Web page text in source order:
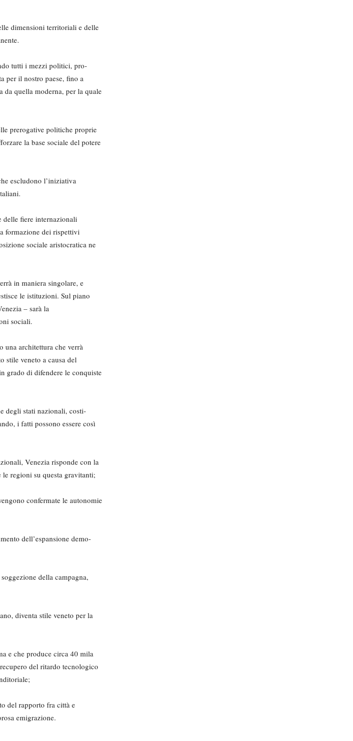
dimensioni territoriali e delle
tutti i mezzi politici, pro­
per il nostro paese, fino a
da quella moderna, per la quale
prerogative politiche pro­prie
la base sociale del potere
escludono l’iniziativa
delle fiere internaziona­li
formazione dei rispet­tivi
sociale ari­stocratica ne
in maniera singolare, e
le istituzioni. Sul piano
– sarà la
sociali.
una architettura che ver­rà
stile veneto a cau­sa del
grado di difendere le conquiste
degli stati nazionali, costi­
i fatti possono es­sere così
Venezia risponde con la
regioni su questa gravitanti;
confermate le au­tonomie
dell’espansione demo­
della campagna,
diventa stile veneto per la
e che produce circa 40 mila
del ritardo tecnologico
del rapporto fra città e
emigrazione.